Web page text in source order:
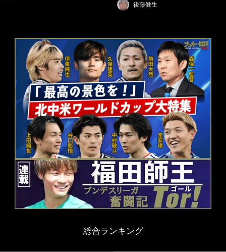
後藤健生
総合ランキング